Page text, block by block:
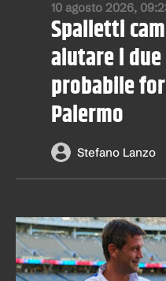
10 agosto 2026,
Spalletti
aiutare i
probabile
Palermo
Stefano Lanzo